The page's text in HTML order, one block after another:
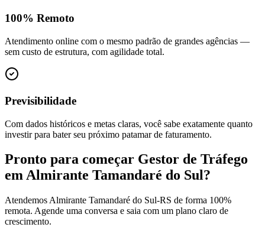
100% Remoto
Atendimento online com o mesmo padrão de grandes agências —
sem custo de estrutura, com agilidade total.
Previsibilidade
Com dados históricos e metas claras, você sabe exatamente quanto
investir para bater seu próximo patamar de faturamento.
Pronto para começar Gestor de Tráfego
emAlmirante Tamandaré do Sul?
Atendemos Almirante Tamandaré do Sul-RS de forma 100%
remota. Agende uma conversa e saia com um plano claro de
crescimento.